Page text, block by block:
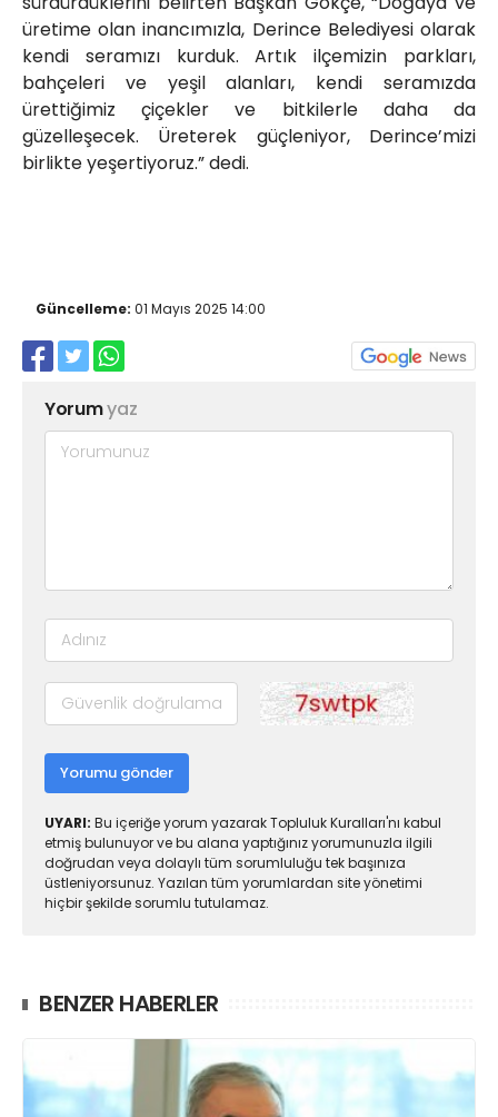
üretime olan inancımızla, Derince Belediyesi olarak
kendi seramızı kurduk. Artık ilçemizin parkları,
bahçeleri ve yeşil alanları, kendi seramızda
ürettiğimiz çiçekler ve bitkilerle daha da
güzelleşecek. Üreterek güçleniyor, Derince’mizi
birlikte yeşertiyoruz.” dedi.
Güncelleme: 01 Mayıs 2025 14:00
Yorumyaz
Yorumu gönder
UYARI: Bu içeriğe yorum yazarak Topluluk Kuralları'nı kabul
etmiş bulunuyor ve bu alana yaptığınız yorumunuzla ilgili
doğrudan veya dolaylı tüm sorumluluğu tek başınıza
üstleniyorsunuz. Yazılan tüm yorumlardan site yönetimi
hiçbir şekilde sorumlu tutulamaz.
BENZER HABERLER